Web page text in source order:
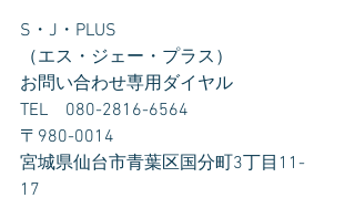
S・J・PLUS
（エス・ジェー・プラス）
お問い合わせ専用ダイヤル
TEL　080-2816-6564
〒980-0014
宮城県仙台市青葉区国分町3丁目11-
17